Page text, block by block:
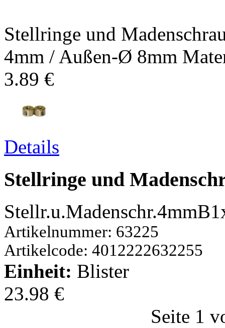
Stellringe und
4mm / Außen-Ø 8mm
3.89 €
Details
Stellringe und
Artikelnummer: 63225
Artikelcode: 4012222632255
Einheit: Blister
23.98 €
Seite 1